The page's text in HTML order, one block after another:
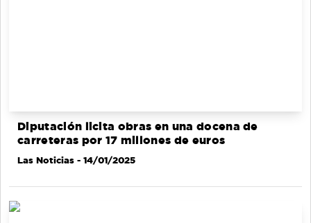
Diputación licita obras en una docena de
carreteras por 17 millones de euros
Las Noticias - 14/01/2025